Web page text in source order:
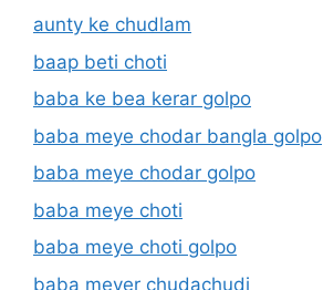
aunty ke chudlam
baap beti choti
baba ke bea kerar golpo
baba meye chodar bangla golpo
baba meye chodar golpo
baba meye choti
baba meye choti golpo
baba meyer chudachudi